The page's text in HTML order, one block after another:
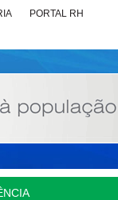
PORTAL RH